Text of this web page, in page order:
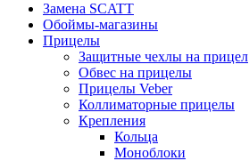
Замена SCATT
Обоймы-магазины
Прицелы
Защитные чехлы на прицел
Обвес на прицелы
Прицелы Veber
Коллиматорные прицелы
Крепления
Кольца
Моноблоки